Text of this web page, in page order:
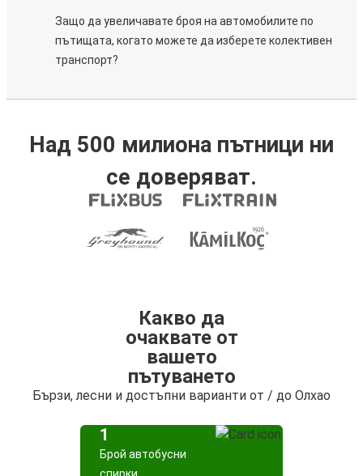
Защо да увеличавате броя на автомобилите по
пътищата, когато можете да изберете колективен
транспорт?
Над 500 милиона пътници ни
се доверяват.
Какво да
очаквате от
вашето
пътуването
Бързи, лесни и достъпни варианти от / до Олхао
1
Брой автобусни